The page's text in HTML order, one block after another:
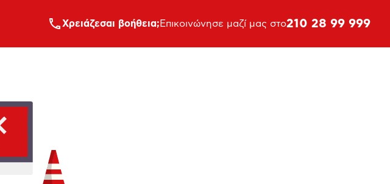
Xρειάζεσαι βοήθεια; Επικοινώνησε μαζί μας στο210 28 99 999